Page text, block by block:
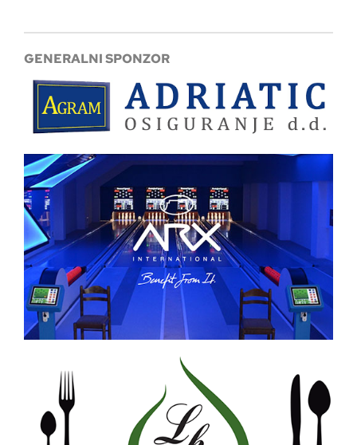
GENERALNI SPONZOR